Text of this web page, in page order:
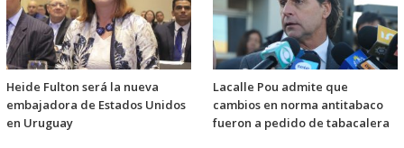
Heide Fulton será la nueva
embajadora de Estados Unidos
en Uruguay
Lacalle Pou admite que
cambios en norma antitabaco
fueron a pedido de tabacalera